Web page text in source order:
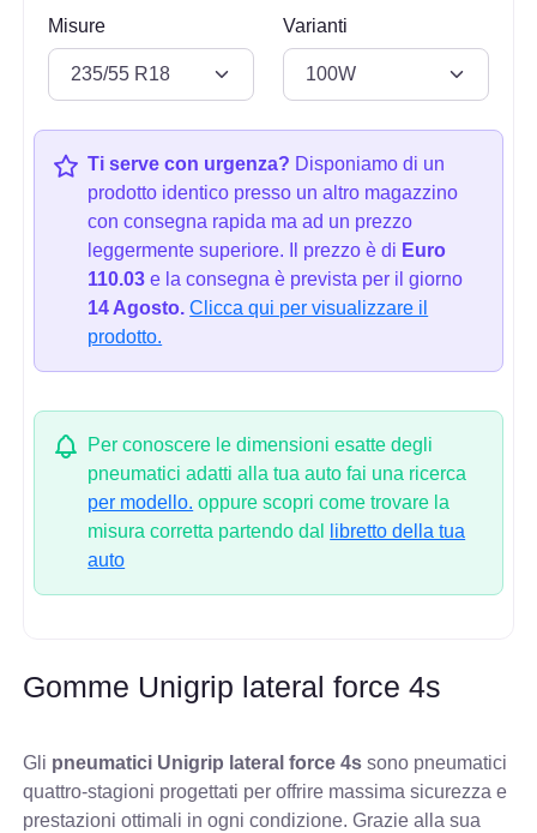
Misure Varianti
Ti serve con urgenza? Disponiamo di un
prodotto identico presso un altro magazzino
con consegna rapida ma ad un prezzo
leggermente superiore. Il prezzo è di Euro
110.03 e la consegna è prevista per il giorno
14 Agosto. Clicca qui per visualizzare il
prodotto.
Per conoscere le dimensioni esatte degli
pneumatici adatti alla tua auto fai una ricerca
per modello. oppure scopri come trovare la
misura corretta partendo dal
libretto della tua
auto
Gomme Unigrip lateral force 4s
Gli pneumatici Unigrip lateral force 4s sono pneumatici
quattro-stagioni progettati per offrire massima sicurezza e
prestazioni ottimali in ogni condizione. Grazie alla sua